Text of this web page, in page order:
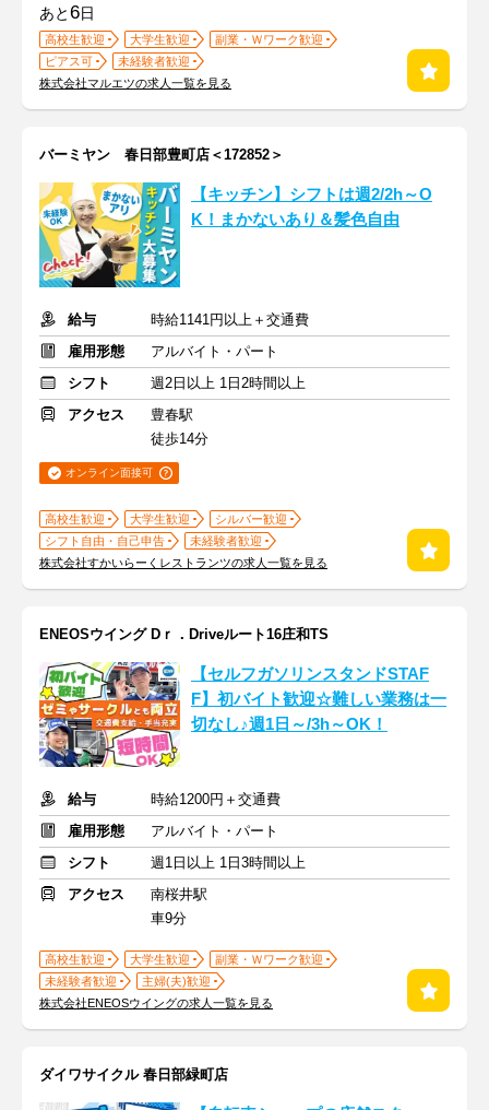
あと6日
高校生歓迎 大学生歓迎
副業・Ｗワーク歓迎
ピアス可
未経験者歓迎
株式会社マルエツの求人一覧を見る
バーミヤン 春日部豊町店＜172852＞
【キッチン】シフトは週2/2h～O
K！まかないあり＆髪色自由
給与
時給1141円以上＋交通費
雇用形態
アルバイト・パート
シフト
週2日以上 1日2時間以上
アクセス
豊春駅
徒歩14分
オンライン面接可
高校生歓迎 大学生歓迎
シルバー歓迎
シフト自由・自己申告
未経験者歓迎
株式会社すかいらーくレストランツの求人一覧を見る
ENEOSウイング Dｒ．Driveルート16庄和TS
【セルフガソリンスタンドSTAF
F】初バイト歓迎☆難しい業務は一
切なし♪週1日～/3h～OK！
給与
時給1200円＋交通費
雇用形態
アルバイト・パート
シフト
週1日以上 1日3時間以上
アクセス
南桜井駅
車9分
高校生歓迎 大学生歓迎
副業・Ｗワーク歓迎
未経験者歓迎
主婦(夫)歓迎
株式会社ENEOSウイングの求人一覧を見る
ダイワサイクル 春日部緑町店